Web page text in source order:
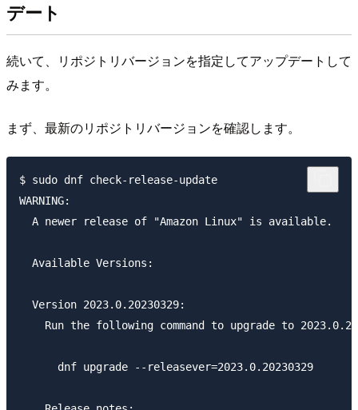
デート
続いて、リポジトリバージョンを指定してアップデートして
みます。
まず、最新のリポジトリバージョンを確認します。
$ sudo dnf check-release-update
WARNING:
  A newer release of "Amazon Linux" is available.
  Available Versions:
  Version 2023.0.20230329:
Run the following command to upgrade to
      dnf upgrade --releasever=2023.0.20230329